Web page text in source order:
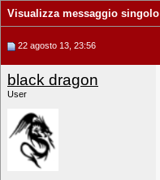
Visualizza messaggio singolo
22 agosto 13, 23:56
black dragon
User